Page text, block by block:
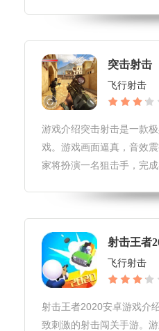
本号：1.0.0*更新内容：添
复了一些bug*影响：
突击射击
飞行射击
游戏介绍突击射击是一款
戏。游戏画面逼真，音效
家将扮演一名狙击手，完
段的玩家，是一款不容错
版本号：突击射击V1.0.1
射击王者
飞行射击
射击王者2020安卓游戏介
致刺激的射击闯关手游。